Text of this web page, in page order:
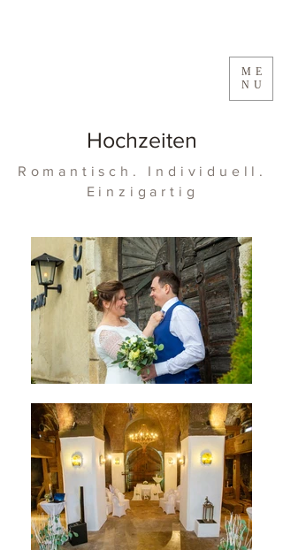
ME
NU
Hochzeiten
Romantisch. Individuell.
Einzigartig